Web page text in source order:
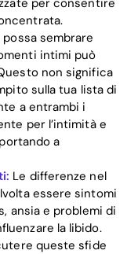
per consentire
sembrare
intimi può
non significa
sulla tua lista di
a entrambi i
per l’intimità e
a
Le differenze nel
essere sintomi
ansia e problemi di
la libido.
queste sfide